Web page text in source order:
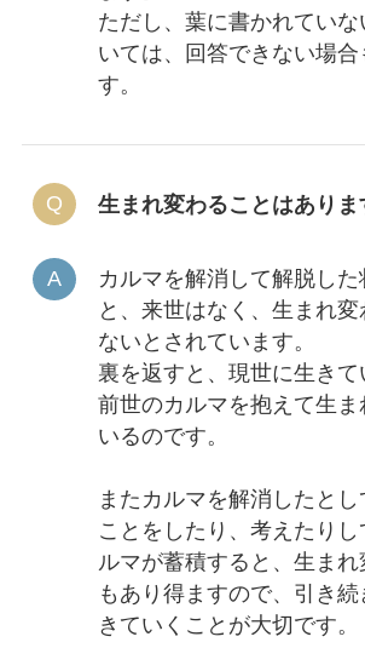
ただし、葉に書かれていな
いては、回答できない場合
す。
生まれ変わることはありま
カルマを解消して解脱した
と、来世はなく、生まれ
ないとされています。
裏を返すと、現世に生きて
前世のカルマを抱えて生ま
いるのです。
またカルマを解消したと
ことをしたり、考えたりし
ルマが蓄積すると、生まれ
もあり得ますので、引き続
きていくことが大切です。